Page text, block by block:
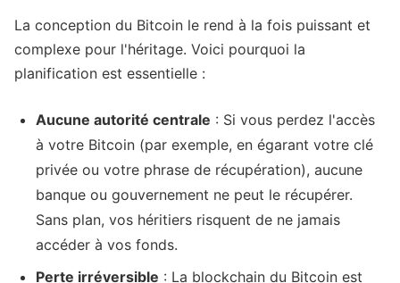
La conception du Bitcoin le rend à la fois puissant et
complexe pour l'héritage. Voici pourquoi la
planification est essentielle :
Aucune autorité centrale : Si vous perdez l'accès
à votre Bitcoin (par exemple, en égarant votre clé
privée ou votre phrase de récupération), aucune
banque ou gouvernement ne peut le récupérer.
Sans plan, vos héritiers risquent de ne jamais
accéder à vos fonds.
Perte irréversible : La blockchain du Bitcoin est